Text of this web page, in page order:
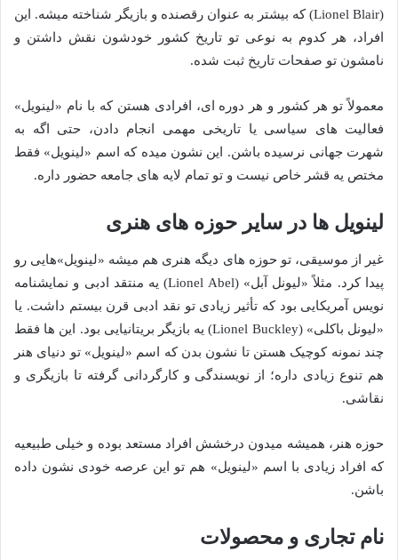
(Lionel Blair) که بیشتر به عنوان رقصنده و بازیگر شناخته میشه. این
افراد، هر کدوم به نوعی تو تاریخ کشور خودشون نقش داشتن و
نامشون تو صفحات تاریخ ثبت شده.
معمولاً تو هر کشور و هر دوره ای، افرادی هستن که با نام «لینویل»
فعالیت های سیاسی یا تاریخی مهمی انجام دادن، حتی اگه به
شهرت جهانی نرسیده باشن. این نشون میده که اسم «لینویل» فقط
مختص یه قشر خاص نیست و تو تمام لایه های جامعه حضور داره.
لینویل ها در سایر حوزه های هنری
غیر از موسیقی، تو حوزه های دیگه هنری هم میشه «لینویل»هایی رو
پیدا کرد. مثلاً «لیونل آبل» (Lionel Abel) یه منتقد ادبی و نمایشنامه
نویس آمریکایی بود که تأثیر زیادی تو نقد ادبی قرن بیستم داشت. یا
«لیونل باکلی» (Lionel Buckley) یه بازیگر بریتانیایی بود. این ها فقط
چند نمونه کوچیک هستن تا نشون بدن که اسم «لینویل» تو دنیای هنر
هم تنوع زیادی داره؛ از نویسندگی و کارگردانی گرفته تا بازیگری و
نقاشی.
حوزه هنر، همیشه میدون درخشش افراد مستعد بوده و خیلی طبیعیه
که افراد زیادی با اسم «لینویل» هم تو این عرصه خودی نشون داده
باشن.
نام تجاری و محصولات